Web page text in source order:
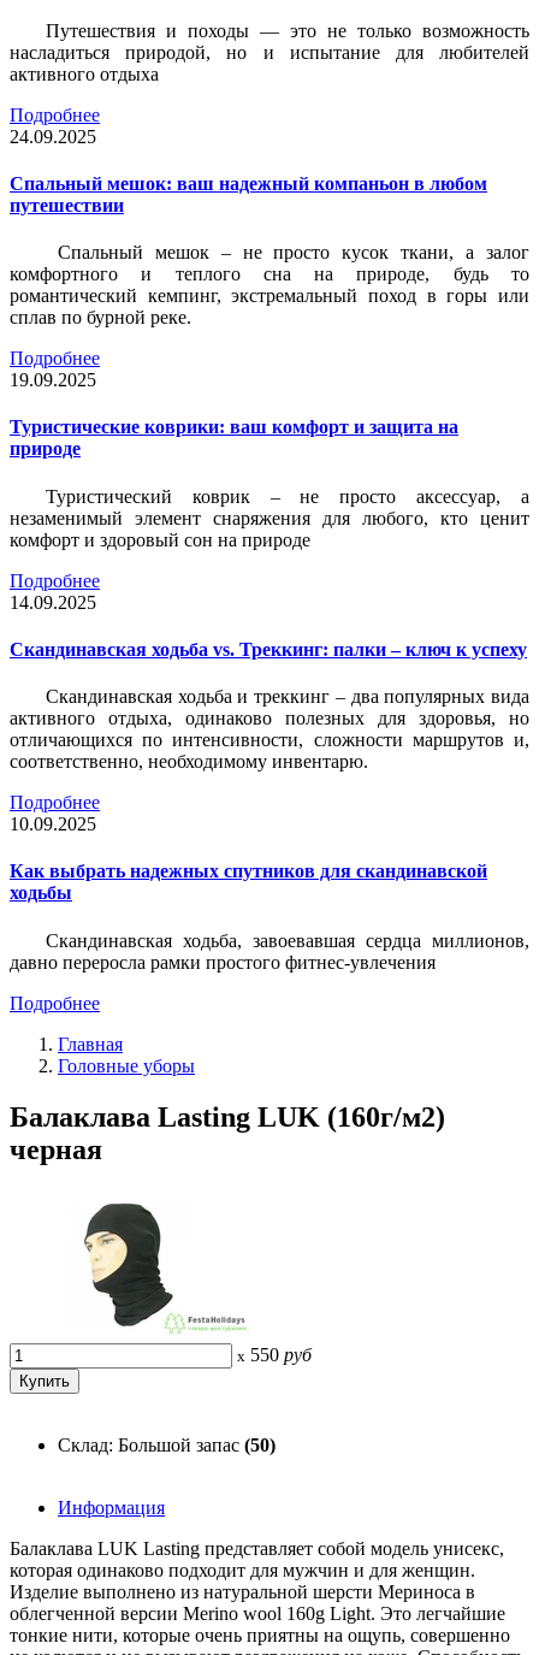
Путешествия и походы — это не только возможность
насладиться природой, но и испытание для любителей
активного отдыха
Подробнее
24.09.2025
Спальный мешок: ваш надежный компаньон в любом
путешествии
Спальный мешок – не просто кусок ткани, а залог
комфортного и теплого сна на природе, будь то
романтический кемпинг, экстремальный поход в горы или
сплав по бурной реке.
Подробнее
19.09.2025
Туристические коврики: ваш комфорт и защита на
природе
Туристический коврик – не просто аксессуар, а
незаменимый элемент снаряжения для любого, кто ценит
комфорт и здоровый сон на природе
Подробнее
14.09.2025
Скандинавская ходьба vs. Треккинг: палки – ключ к успеху
Скандинавская ходьба и треккинг – два популярных вида
активного отдыха, одинаково полезных для здоровья, но
отличающихся по интенсивности, сложности маршрутов и,
соответственно, необходимому инвентарю.
Подробнее
10.09.2025
Как выбрать надежных спутников для скандинавской
ходьбы
Скандинавская ходьба, завоевавшая сердца миллионов,
давно переросла рамки простого фитнес-увлечения
Подробнее
Главная
Головные уборы
Балаклава Lasting LUK (160г/м2)
черная
x 550 руб
Склад: Большой запас (50)
Информация
Балаклава LUK Lasting представляет собой модель унисекс,
которая одинаково подходит для мужчин и для женщин.
Изделие выполнено из натуральной шерсти Мериноса в
облегченной версии Merino wool 160g Light. Это легчайшие
тонкие нити, которые очень приятны на ощупь, совершенно